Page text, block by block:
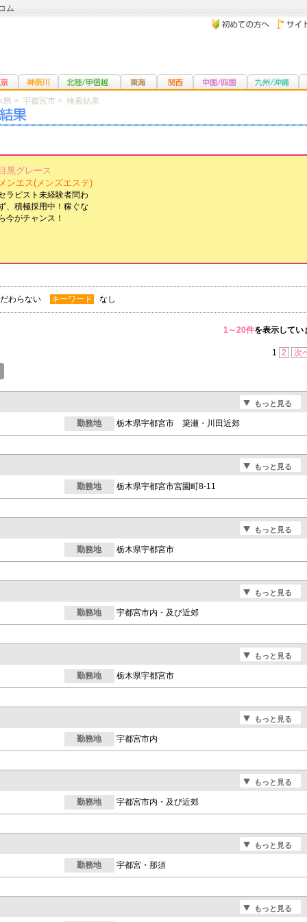
ム
県 > 宇都宮市> 検索結果
黒グレース
ンエス(メンズエステ)
ラピスト未経験者問わ
、積極採用中！稼ぐな
今がチャンス！
わらない キーワード なし
1～20件を表示してい
1 2 次
もっと見る
勤務地 栃木県宇都宮市 簗瀬・川田近郊
もっと見る
勤務地 栃木県宇都宮市宮園町8-11
もっと見る
勤務地 栃木県宇都宮市
もっと見る
勤務地 宇都宮市内・及び近郊
もっと見る
勤務地 栃木県宇都宮市
もっと見る
勤務地 宇都宮市内
もっと見る
勤務地 宇都宮市内・及び近郊
もっと見る
勤務地 宇都宮・那須
もっと見る